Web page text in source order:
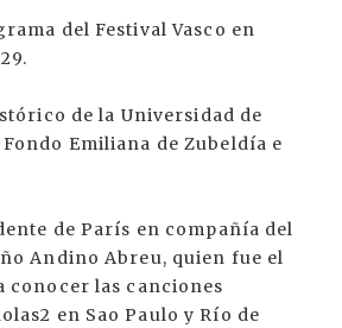
del Festival Vasco en
de la Universidad de
Emiliana de Zubeldía e
de París en compañía del
Andino Abreu, quien fue el
conocer las canciones
en Sao Paulo y Río de